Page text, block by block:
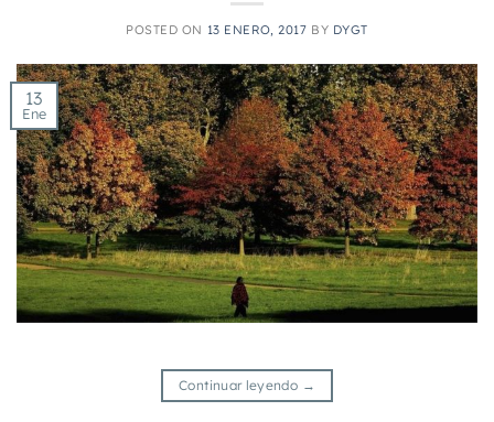
POSTED ON 13 ENERO, 2017 BY DYGT
13
Ene
Continuar leyendo →